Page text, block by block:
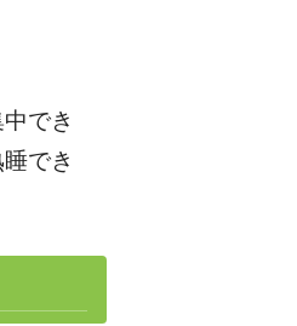
でき
でき